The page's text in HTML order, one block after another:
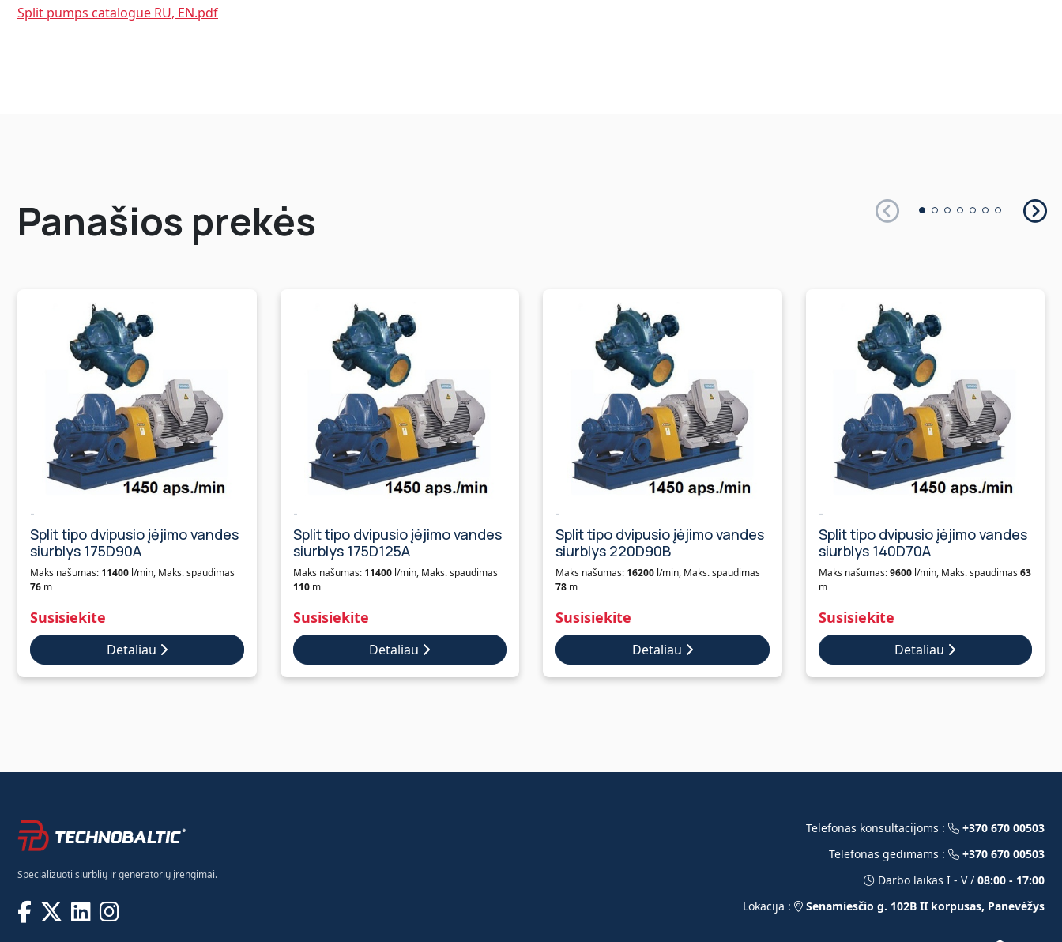
Split pumps catalogue RU, EN.pdf
Panašios prekės
-
Split tipo dvipusio įėjimo vandes
siurblys 175D90A
Maks našumas: 11400 l/min, Maks. spaudimas
76 m
Susisiekite
Detaliau
-
Split tipo dvipusio įėjimo vandes
siurblys 175D125A
Maks našumas: 11400l/min, Maks. spaudimas
110m
Susisiekite
Detaliau
-
Split tipo dvipusio įėjimo vandes
siurblys 220D90B
Maks našumas: 16200 l/min, Maks. spaudimas
78 m
Susisiekite
Detaliau
-
Split tipo dvipusio įėjimo vandes
siurblys 140D70A
Maks našumas:9600l/min, Maks. spaudimas63
m
Susisiekite
Detaliau
Specializuoti siurblių ir generatorių įrengimai.
Telefonas konsultacijoms :
+370 670 00503
Telefonas gedimams :
+370 670 00503
Darbo laikas I - V / 08:00 - 17:00
Lokacija :
Senamiesčio g. 102B II korpusas, Panevėžys